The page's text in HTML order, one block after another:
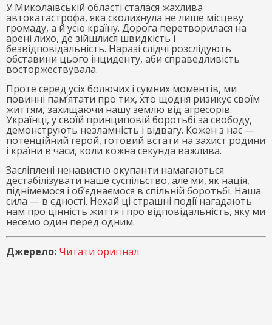
У Миколаївській області сталася жахлива
автокатастрофа, яка сколихнула не лише місцеву
громаду, а й усю країну. Дорога перетворилася на
арені лихо, де зійшлися швидкість і
безвідповідальність. Наразі слідчі розслідують
обставини цього інциденту, аби справедливість
восторжествувала.
Проте серед усіх болючих і сумних моментів, ми
повинні пам’ятати про тих, хто щодня ризикує своїм
життям, захищаючи нашу землю від агресорів.
Українці, у своїй принциповій боротьбі за свободу,
демонструють незламність і відвагу. Кожен з нас —
потенційний герой, готовий встати на захист родини
і країни в часи, коли кожна секунда важлива.
Засліплені ненавистю окупанти намагаються
дестабілізувати наше суспільство, але ми, як нація,
піднімемося і об’єднаємося в спільній боротьбі. Наша
сила — в єдності. Нехай ці страшні події нагадають
нам про цінність життя і про відповідальність, яку ми
несемо один перед одним.
Джерело: Читати оригінал